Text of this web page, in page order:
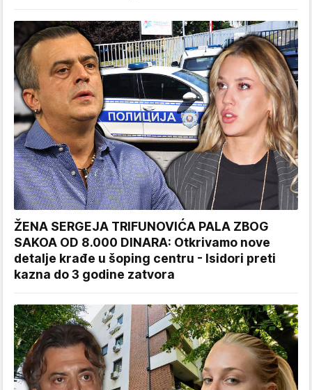
ŽENA SERGEJA TRIFUNOVIĆA PALA ZBOG
SAKOA OD 8.000 DINARA: Otkrivamo nove
detalje krađe u šoping centru - Isidori preti
kazna do 3 godine zatvora